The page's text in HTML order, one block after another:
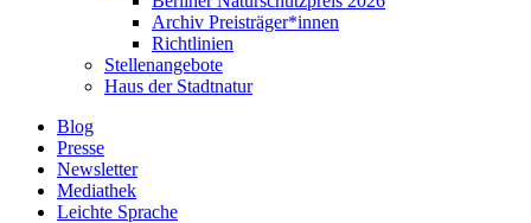
Archiv Preisträger*innen
Richtlinien
Stellenangebote
Haus der Stadtnatur
Blog
Presse
Newsletter
Mediathek
Leichte Sprache